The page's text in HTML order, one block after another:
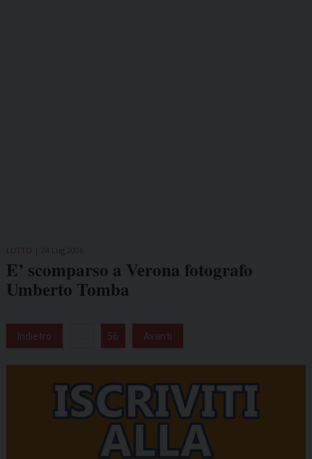
LUTTO
E’ scomparso a Verona fotografo
Umberto Tomba
Indietro 56 Avanti